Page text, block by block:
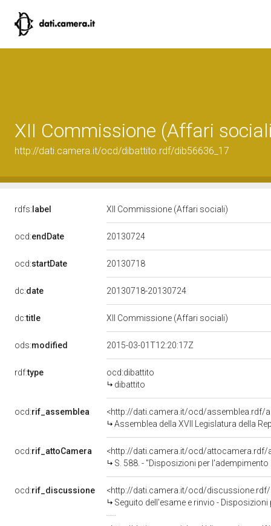
XII Commissione (Affari
http://dati.camera.it/ocd/dibattito.rdf/dib56636_17
rdfs: label XII Commissione (Affari sociali)
ocd:endDate 20130724
ocd:startDate 20130718
dc:date 20130718-20130724
dc:title XII Commissione (Affari sociali)
ods:modified 2015-03-01T12:20:17Z
rdf:type
ocd:dibattito
dibattito
ocd:rif_assemblea
<http://dati.camera.it/ocd/assemblea.rdf/
Assemblea della XVII Legislatura della
ocd:rif_attoCamera
<http://dati.camera.it/ocd/attocamera.rdf/
S. 588. - "Disposizioni per l'adempimento degli
ocd:rif_discussione
<http://dati.camera.it/ocd/discussione.rdf/
Seguito dell'esame e rinvio - Disposizioni per